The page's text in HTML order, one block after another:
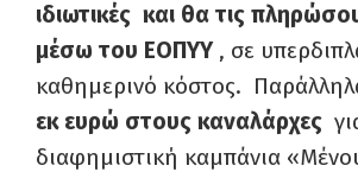
ιδιωτικές και θα τις
μέσω του ΕΟΠΥΥ, σε
καθημερινό κόστος.
εκ ευρώ στους καναλάρχες
διαφημιστική καμπάνια